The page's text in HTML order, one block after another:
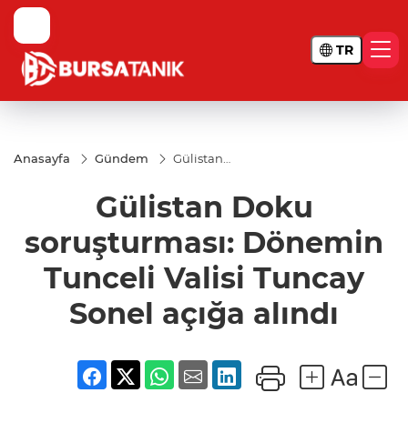
TR
Anasayfa Gündem
Gülistan
Dönemin
Tunceli Valisi
Tuncay Sonel
açığa alındı
Gülistan Doku
soruşturması: Dönemin
Tunceli Valisi Tuncay
Sonel açığa alındı